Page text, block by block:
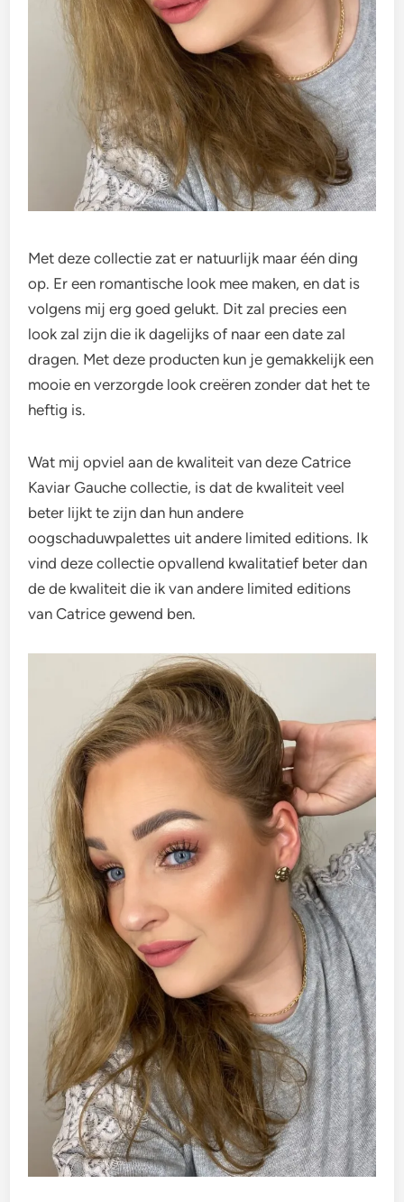
Met deze collectie zat er natuurlijk maar één ding
op. Er een romantische look mee maken, en dat is
volgens mij erg goed gelukt. Dit zal precies een
look zal zijn die ik dagelijks of naar een date zal
dragen. Met deze producten kun je gemakkelijk een
mooie en verzorgde look creëren zonder dat het te
heftig is.
Wat mij opviel aan de kwaliteit van deze Catrice
Kaviar Gauche collectie, is dat de kwaliteit veel
beter lijkt te zijn dan hun andere
oogschaduwpalettes uit andere limited editions. Ik
vind deze collectie opvallend kwalitatief beter dan
de de kwaliteit die ik van andere limited editions
van Catrice gewend ben.